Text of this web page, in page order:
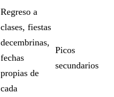
Regreso a
clases, fiestas
decembrinas,
fechas
propias de
cada
Picos
secundarios